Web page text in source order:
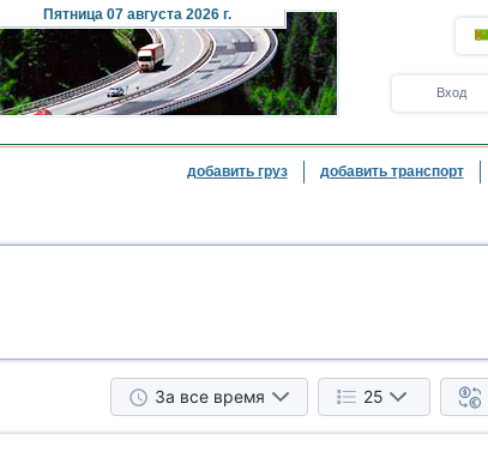
Пятница07 августа 2026 г.
Вход
добавить груз добавить транспорт
За все время 25